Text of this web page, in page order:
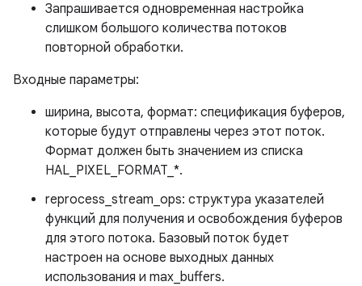
Запрашивается одновременная настройка
слишком большого количества потоков
повторной обработки.
Входные параметры:
ширина, высота, формат: спецификация буферов,
которые будут отправлены через этот поток.
Формат должен быть значением из списка
HAL_PIXEL_FORMAT_*.
reprocess_stream_ops: структура указателей
функций для получения и освобождения буферов
для этого потока. Базовый поток будет
настроен на основе выходных данных
использования и max_buffers.